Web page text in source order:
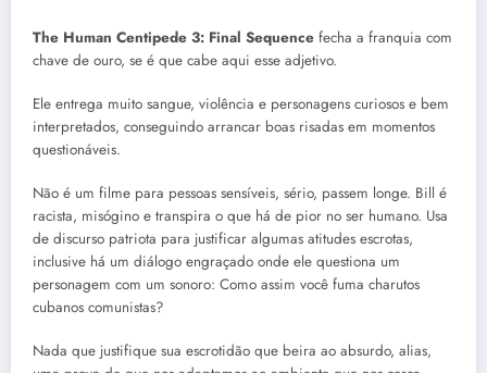
The Human Centipede 3: Final Sequence fecha a franquia com
chave de ouro, se é que cabe aqui esse adjetivo.
Ele entrega muito sangue, violência e personagens curiosos e bem
interpretados, conseguindo arrancar boas risadas em momentos
questionáveis.
Não é um filme para pessoas sensíveis, sério, passem longe. Bill é
racista, misógino e transpira o que há de pior no ser humano. Usa
de discurso patriota para justificar algumas atitudes escrotas,
inclusive há um diálogo engraçado onde ele questiona um
personagem com um sonoro: Como assim você fuma charutos
cubanos comunistas?
Nada que justifique sua escrotidão que beira ao absurdo, alias,